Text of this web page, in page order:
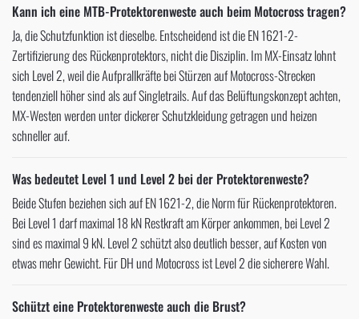
Kann ich eine MTB-Protektorenweste auch beim Motocross tragen?
Ja, die Schutzfunktion ist dieselbe. Entscheidend ist die EN 1621-2-
Zertifizierung des Rückenprotektors, nicht die Disziplin. Im MX-Einsatz lohnt
sich Level 2, weil die Aufprallkräfte bei Stürzen auf Motocross-Strecken
tendenziell höher sind als auf Singletrails. Auf das Belüftungskonzept achten,
MX-Westen werden unter dickerer Schutzkleidung getragen und heizen
schneller auf.
Was bedeutet Level 1 und Level 2 bei der Protektorenweste?
Beide Stufen beziehen sich auf EN 1621-2, die Norm für Rückenprotektoren.
Bei Level 1 darf maximal 18 kN Restkraft am Körper ankommen, bei Level 2
sind es maximal 9 kN. Level 2 schützt also deutlich besser, auf Kosten von
etwas mehr Gewicht. Für DH und Motocross ist Level 2 die sicherere Wahl.
Schützt eine Protektorenweste auch die Brust?